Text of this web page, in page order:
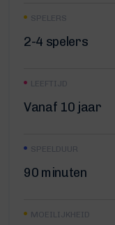
SPELERS
2-4 spelers
LEEFTIJD
Vanaf 10 jaar
SPEELDUUR
90 minuten
MOEILIJKHEID